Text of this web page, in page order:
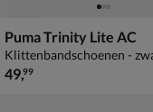
Puma Trinity Lite AC
Klittenbandschoenen -
€ 49,99
49,99